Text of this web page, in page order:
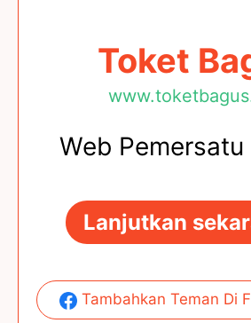
Toket
Web Pemersatu
Lanjutkan
Tambahkan Teman Di